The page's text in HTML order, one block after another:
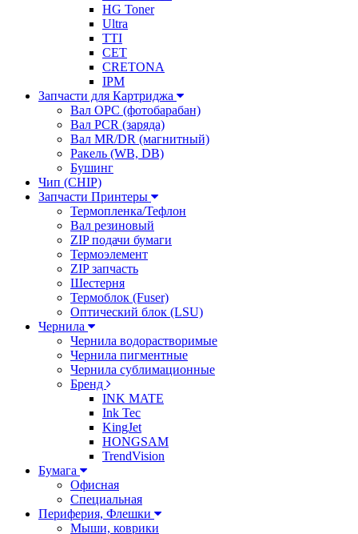
HG Toner
Ultra
TTI
CET
CRETONA
IPM
Запчасти для Картриджа
Вал OPC (фотобарабан)
Вал PCR (заряда)
Вал MR/DR (магнитный)
Ракель (WB, DB)
Бушинг
Чип (CHIP)
Запчасти Принтеры
Термопленка/Тефлон
Вал резиновый
ZIP подачи бумаги
Термоэлемент
ZIP запчасть
Шестерня
Термоблок (Fuser)
Оптический блок (LSU)
Чернила
Чернила водорастворимые
Чернила пигментные
Чернила сублимационные
Бренд
INK MATE
Ink Tec
KingJet
HONGSAM
TrendVision
Бумага
Офисная
Специальная
Периферия, Флешки
Мыши, коврики